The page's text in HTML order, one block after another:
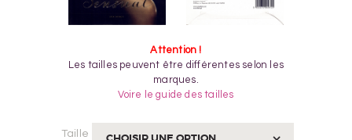
Attention !
Les tailles peuvent être différentes selon les
marques.
Voire le guide des tailles
Taille